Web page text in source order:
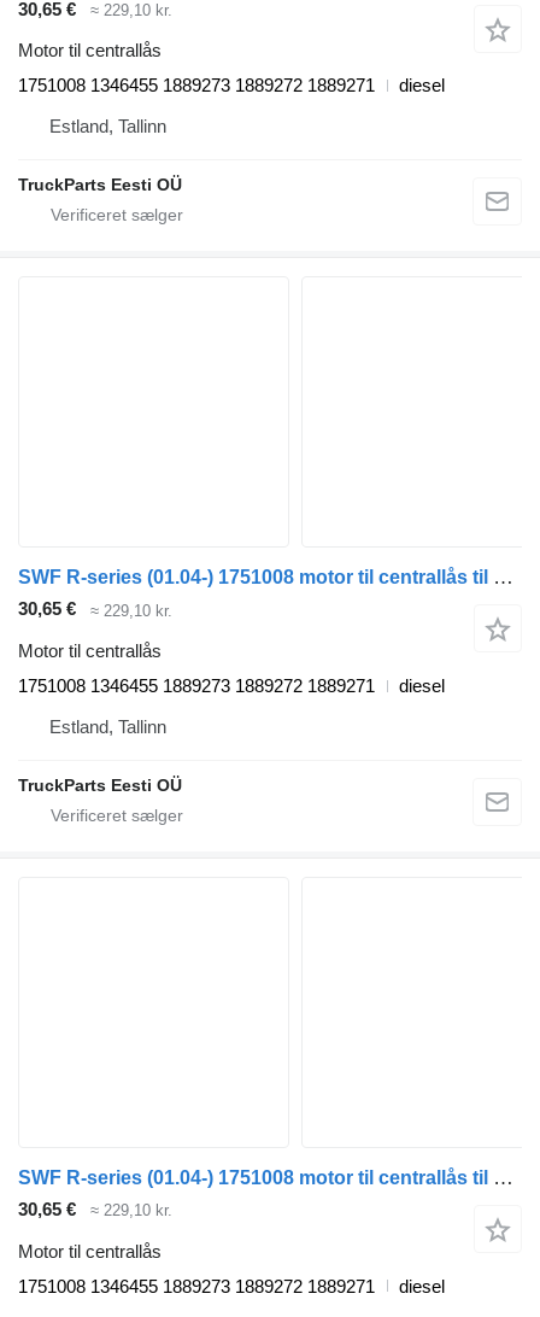
30,65 € ≈ 229,10 kr.
Motor til centrallås
1751008 1346455 1889273 1889272 1889271
diesel
Estland, Tallinn
TruckParts Eesti OÜ
SWF R-series (01.04-) 1751008 motor til centrallås til Scania P,G,R,T-series (2004-2017) trækker
30,65 € ≈ 229,10 kr.
Motor til centrallås
1751008 1346455 1889273 1889272 1889271
diesel
Estland, Tallinn
TruckParts Eesti OÜ
SWF R-series (01.04-) 1751008 motor til centrallås til Scania P,G,R,T-series (2004-2017) trækker
30,65 € ≈ 229,10 kr.
Motor til centrallås
1751008 1346455 1889273 1889272 1889271
diesel